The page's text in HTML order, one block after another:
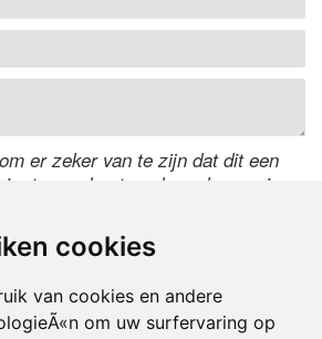
cookies
van cookies en andere
om uw surfervaring op
er zeker van te zijn dat dit een
typ onderstaande code over in